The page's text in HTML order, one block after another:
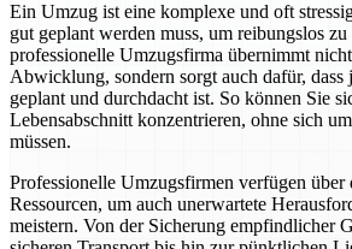
Ein Umzug ist eine komplexe und oft
gut geplant werden muss, um reibungslos
professionelle Umzugsfirma übernimmt
Abwicklung, sondern sorgt auch dafür, dass
geplant und durchdacht ist. So können Sie
Lebensabschnitt konzentrieren, ohne sich
müssen.
Professionelle Umzugsfirmen verfügen über
Ressourcen, um auch unerwartete
meistern. Von der Sicherung empfindlicher